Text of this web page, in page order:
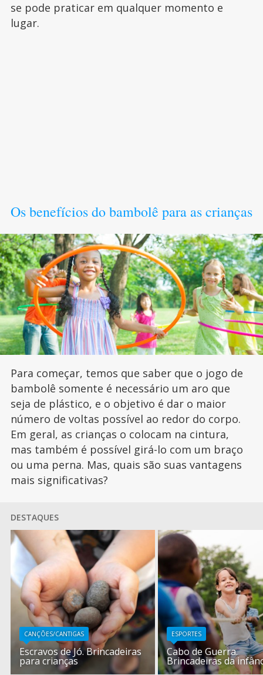
se pode praticar em qualquer momento e
lugar.
Os benefícios do bambolê para as crianças
Para começar, temos que saber que o jogo de
bambolê somente é necessário um aro que
seja de plástico, e o objetivo é dar o maior
número de voltas possível ao redor do corpo.
Em geral, as crianças o colocam na cintura,
mas também é possível girá-lo com um braço
ou uma perna. Mas, quais são suas vantagens
mais significativas?
DESTAQUES
CANÇÕES/CANTIGAS
Escravos de Jó. Brincadeiras
para crianças
ESPORTES
Cabo de Guerra.
Brincadeiras da